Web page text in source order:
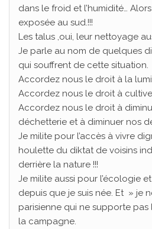
dans le froid et l’humidité…
exposée au sud.!!!
Les talus ,oui, leur nettoyage
Je parle au nom de quelques
qui souffrent de cette situation.
Accordez nous le droit à la
Accordez nous le droit à
Accordez nous le droit à
déchetterie et à diminuer nos
Je milite pour l’accès à vivre
houlette du diktat de voisins
derrière la nature !!!
Je milite aussi pour l’écologie
depuis que je suis née. Et » je
parisienne qui ne supporte pas
la campagne.